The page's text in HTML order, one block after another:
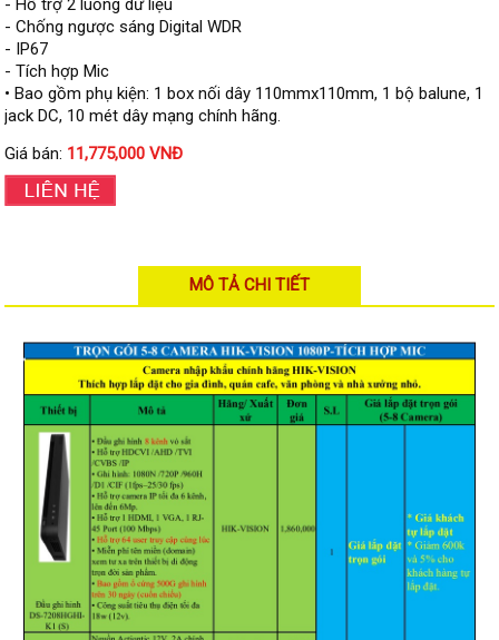
Đầu ghi HIKVISION
Đầu ghi Visionhitech
Đầu ghi Dahua
Đầu ghi KBVISION
Thiết bị chống trộm
Thiết bị chống trộm Paradox
Khóa điện tử VIRO
Khóa điện tử KBVISION
Access control Syris
Giải pháp
LẮP ĐẶT CAMERA TRỌN GÓI
GIẢI PHÁP CAMERA AN NINH
BÁO ĐỘNG CHỐNG TRỘM
GIẢI PHÁP GIÁM SÁT RA VÀO
GIẢI PHÁP NHỎ TRỌN GÓI
Hỗ trợ kỹ thuật
Hướng dẫn sử dụng
Tài liệu kỹ thuật
Tin tức
Liên hệ
- Hỗ trợ 2 luồng dữ liệu
- Chống ngược sáng Digital WDR
- IP67
- Tích hợp Mic
• Bao gồm phụ kiện: 1 box nối dây 110mmx110mm, 1 bộ balune, 1
jack DC, 10 mét dây mạng chính hãng.
Giá bán: 11,775,000 VNĐ
MÔ TẢ CHI TIẾT